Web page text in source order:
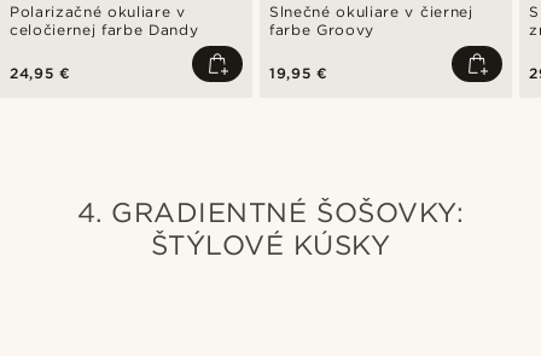
Polarizačné okuliare v
celočiernej farbe Dandy
24,95 €
Slnečné okuliare v čiernej
farbe Groovy
19,95 €
4. GRADIENTNÉ ŠOŠOVKY:
ŠTÝLOVÉ KÚSKY